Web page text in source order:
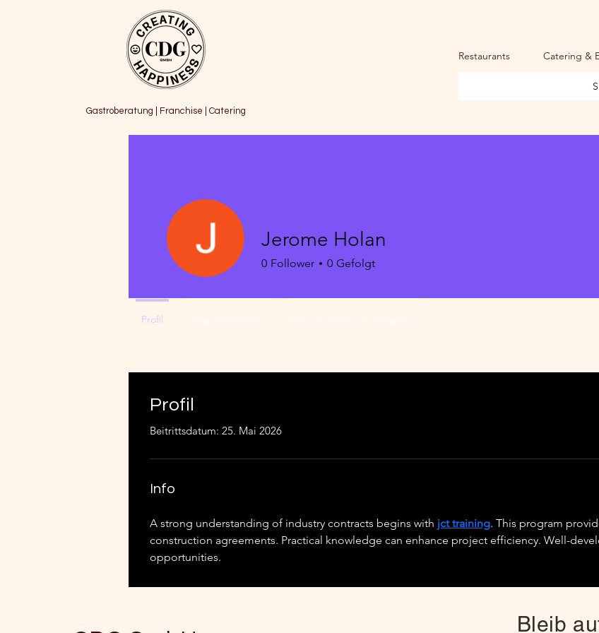
Gastroberatung | Franchise | Catering
Restaurants Catering &
Profil
Beitrittsdatum: 25. Mai 2026
Info
A strong understanding of industry contracts begins with jct training. This program
construction agreements. Practical knowledge can enhance project efficiency. Well-
opportunities.
Jerome Holan
0 Follower 0 Gefolgt
Profil
Bleib